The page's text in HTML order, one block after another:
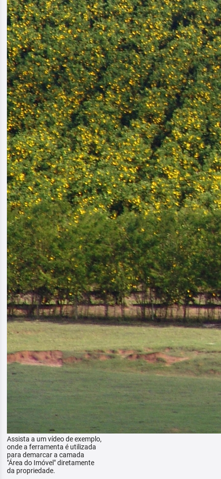
Assista a um vídeo de exemplo,
onde a ferramenta é utilizada
para demarcar a camada
"Área do Imóvel" diretamente
da propriedade.